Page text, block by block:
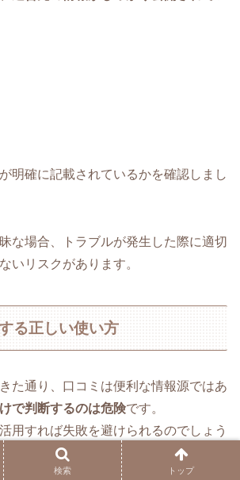
明確に記載されているかを確認しまし
な場合、トラブルが発生した際に適切
いリスクがあります。
る正しい使い方
た通り、口コミは便利な情報源ではあ
で判断するのは危険です。
用すれば失敗を避けられるのでしょう
検索 トップ